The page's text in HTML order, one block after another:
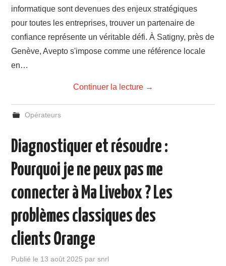
informatique sont devenues des enjeux stratégiques
pour toutes les entreprises, trouver un partenaire de
confiance représente un véritable défi. À Satigny, près de
Genève, Avepto s'impose comme une référence locale
en…
Continuer la lecture →
Opérateurs
Diagnostiquer et résoudre :
Pourquoi je ne peux pas me
connecter à Ma Livebox ? Les
problèmes classiques des
clients Orange
Publié le 13 août 2025 parsnrl